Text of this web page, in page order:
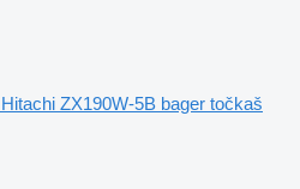
Hitachi ZX190W-5B bager točkaš